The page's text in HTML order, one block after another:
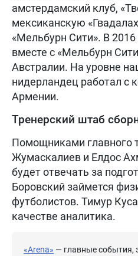
амстердамский клуб,
мексиканскую
«Мельбурн Сити». В 2016
вместе с «Мельбурн
Австралии. На уровне
нидерландец работал с
Армении.
Тренерский штаб
Помощниками главного
Жумаскалиев и Елдос
будет отвечать за
Боровский займется
футболистов. Тимур
качестве аналитика.
«Arena» — главные события,